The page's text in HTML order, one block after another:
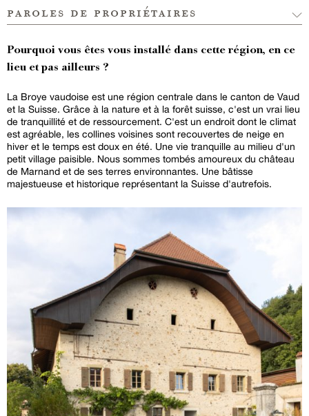
paroles de propriétaires
Pourquoi vous êtes vous installé dans cette région, en ce
lieu et pas ailleurs ?
La Broye vaudoise est une région centrale dans le canton de Vaud
et la Suisse. Grâce à la nature et à la forêt suisse, c'est un vrai lieu
de tranquillité et de ressourcement. C'est un endroit dont le climat
est agréable, les collines voisines sont recouvertes de neige en
hiver et le temps est doux en été. Une vie tranquille au milieu d'un
petit village paisible. Nous sommes tombés amoureux du château
de Marnand et de ses terres environnantes. Une bâtisse
majestueuse et historique représentant la Suisse d'autrefois.